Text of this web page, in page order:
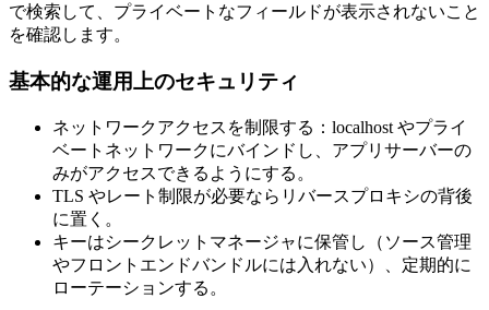
で検索して、プライベートなフィールドが表示されないこと
を確認します。
基本的な運用上のセキュリティ
ネットワークアクセスを制限する：localhost やプライ
ベートネットワークにバインドし、アプリサーバーの
みがアクセスできるようにする。
TLS やレート制限が必要ならリバースプロキシの背後
に置く。
キーはシークレットマネージャに保管し（ソース管理
やフロントエンドバンドルには入れない）、定期的に
ローテーションする。